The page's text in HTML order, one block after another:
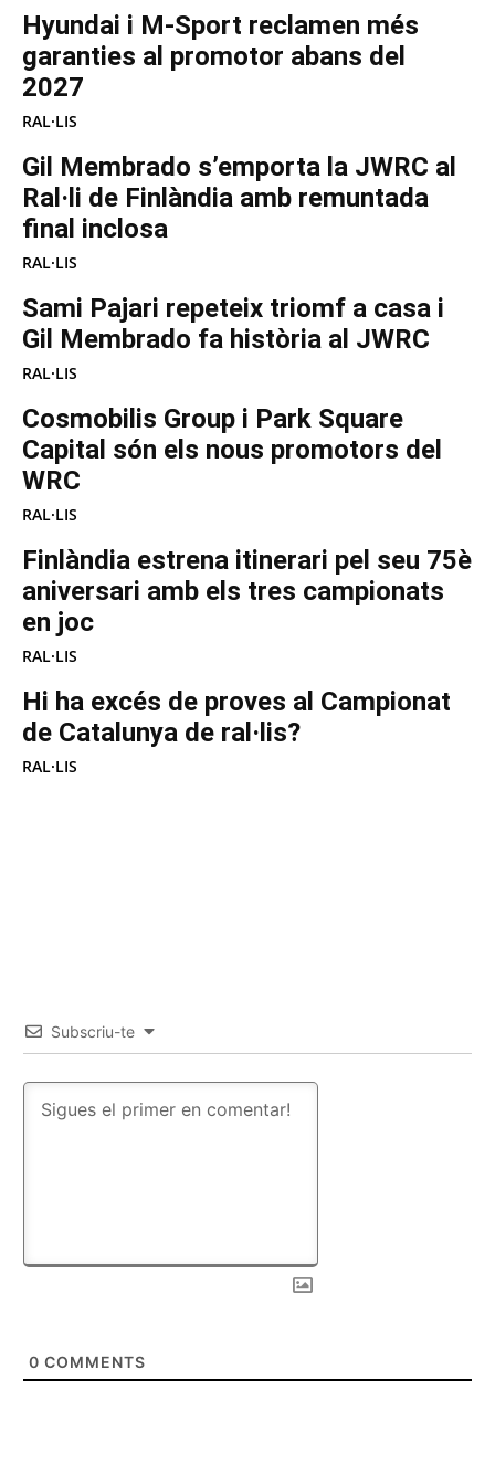
Hyundai i M-Sport reclamen més
garanties al promotor abans del
2027
RAL·LIS
Gil Membrado s’emporta la JWRC al
Ral·li de Finlàndia amb remuntada
final inclosa
RAL·LIS
Sami Pajari repeteix triomf a casa i
Gil Membrado fa història al JWRC
RAL·LIS
Cosmobilis Group i Park Square
Capital són els nous promotors del
WRC
RAL·LIS
Finlàndia estrena itinerari pel seu 75è
aniversari amb els tres campionats
en joc
RAL·LIS
Hi ha excés de proves al Campionat
de Catalunya de ral·lis?
RAL·LIS
Subscriu-te
0 COMMENTS